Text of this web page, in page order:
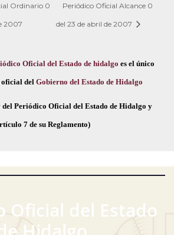
Ordinario 0
2007
Periódico Oficial Alcance 0
del 23 de abril de 2007
Oficial del Estado de hidalgo es el único
oficial del Gobierno del Estado de Hidalgo
Periódico Oficial del Estado de Hidalgo y
7 de su Reglamento)
Oficial del Estado